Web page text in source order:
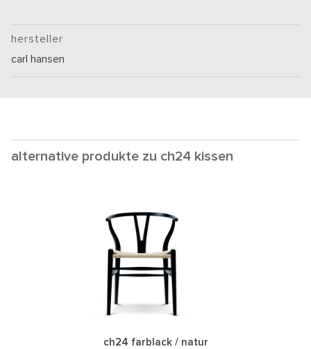
hersteller
carl hansen
alternative produkte zu ch24 kissen
ch24 farblack / natur